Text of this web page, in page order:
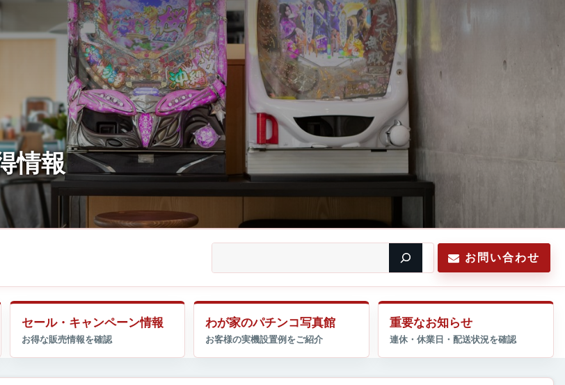
お問い合わせ
セール・キャンペーン情報 わが家のパチンコ写真館 重要なお知らせ